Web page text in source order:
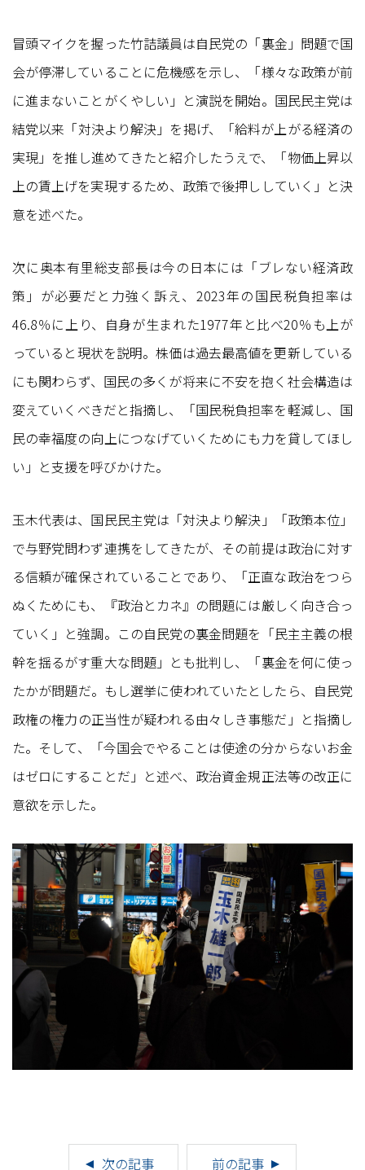
冒頭マイクを握った竹詰議員は自民党の「裏金」問題で国
会が停滞していることに危機感を示し、「様々な政策が前
に進まないことがくやしい」と演説を開始。国民民主党は
結党以来「対決より解決」を掲げ、「給料が上がる経済の
実現」を推し進めてきたと紹介したうえで、「物価上昇以
上の賃上げを実現するため、政策で後押ししていく」と決
意を述べた。
次に奥本有里総支部長は今の日本には「ブレない経済政
策」が必要だと力強く訴え、2023年の国民税負担率は
46.8％に上り、自身が生まれた1977年と比べ20％も上が
っていると現状を説明。株価は過去最高値を更新している
にも関わらず、国民の多くが将来に不安を抱く社会構造は
変えていくべきだと指摘し、「国民税負担率を軽減し、国
民の幸福度の向上につなげていくためにも力を貸してほし
い」と支援を呼びかけた。
玉木代表は、国民民主党は「対決より解決」「政策本位」
で与野党問わず連携をしてきたが、その前提は政治に対す
る信頼が確保されていることであり、「正直な政治をつら
ぬくためにも、『政治とカネ』の問題には厳しく向き合っ
ていく」と強調。この自民党の裏金問題を「民主主義の根
幹を揺るがす重大な問題」とも批判し、「裏金を何に使っ
たかが問題だ。もし選挙に使われていたとしたら、自民党
政権の権力の正当性が疑われる由々しき事態だ」と指摘し
た。そして、「今国会でやることは使途の分からないお金
はゼロにすることだ」と述べ、政治資金規正法等の改正に
意欲を示した。
次の記事 前の記事